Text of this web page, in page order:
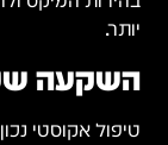
יותר.
השקעה
טיפול אקוסטי